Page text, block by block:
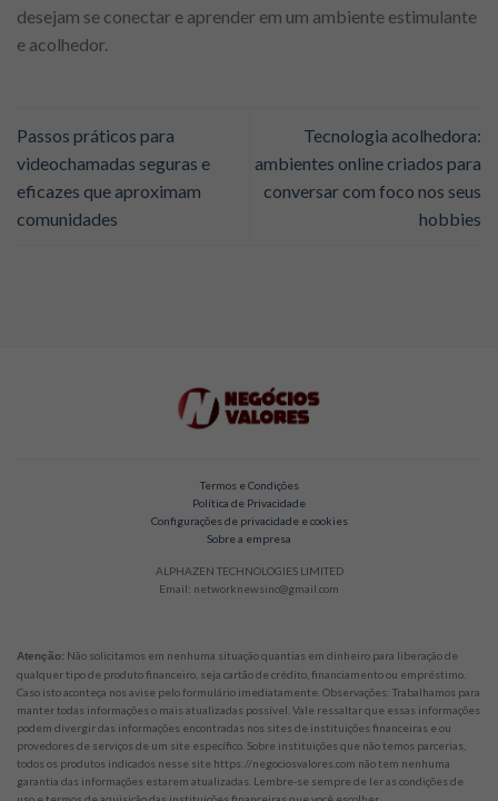
desejam se conectar e aprender em um ambiente estimulante
e acolhedor.
Passos práticos para
videochamadas seguras e
eficazes que aproximam
comunidades
Tecnologia acolhedora:
ambientes online criados para
conversar com foco nos seus
hobbies
Termos e Condições
Política de Privacidade
Configurações de privacidade e cookies
Sobre a empresa
ALPHAZEN TECHNOLOGIES LIMITED
Email: networknewsinc@gmail.com
Atenção: Não solicitamos em nenhuma situação quantias em dinheiro para liberação de
qualquer tipo de produto financeiro, seja cartão de crédito, financiamento ou empréstimo.
Caso isto aconteça nos avise pelo formulário imediatamente. Observações: Trabalhamos para
manter todas informações o mais atualizadas possível. Vale ressaltar que essas informações
podem divergir das informações encontradas nos sites de instituições financeiras e ou
provedores de serviços de um site específico. Sobre instituições que não temos parcerias,
todos os produtos indicados nesse site https://negociosvalores.com não tem nenhuma
garantia das informações estarem atualizadas. Lembre-se sempre de ler as condições de